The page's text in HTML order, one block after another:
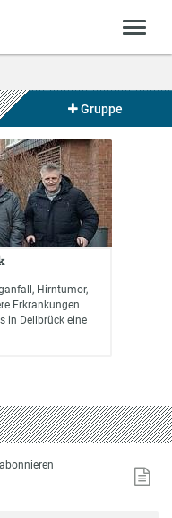
Gruppe
Hirntumor,
Erkrankungen
in Dellbrück eine